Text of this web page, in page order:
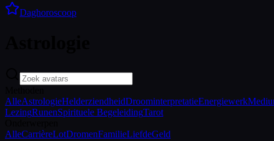
Daghoroscoop
AlleAstrologieHelderziendheidDroominterpretatieEnergiewerk
LezingRunenSpirituele BegeleidingTarot
AlleCarrièreLotDromenFamilieLiefdeGeld